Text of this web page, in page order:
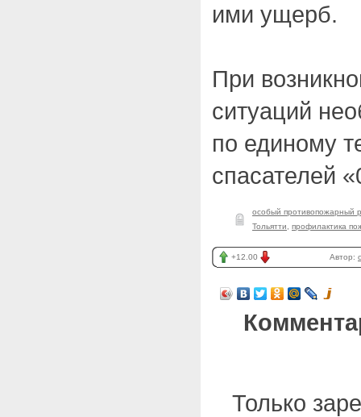
ими ущерб.
При
ситуаций
по единому
спасателей
особый противопожарный
Тольятти
профилактика
+12.00 Автор:
Только